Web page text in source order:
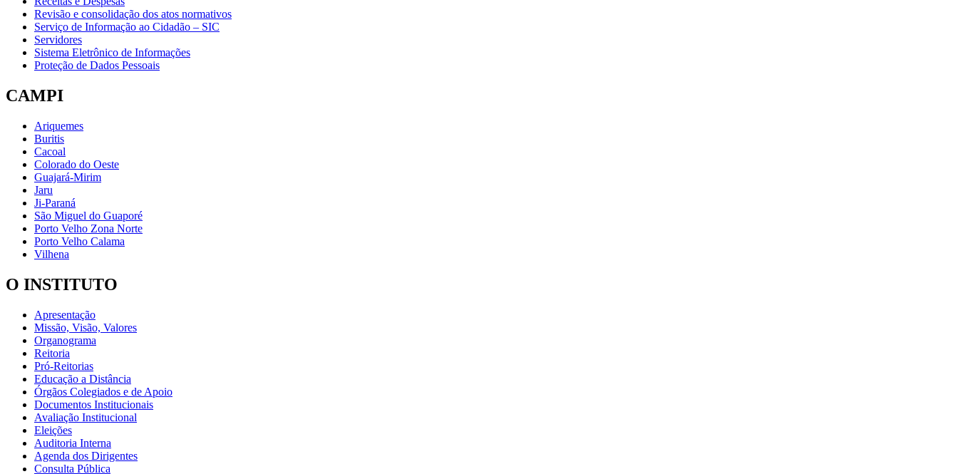
Revisão e consolidação dos atos normativos
Serviço de Informação ao Cidadão – SIC
Servidores
Sistema Eletrônico de Informações
Proteção de Dados Pessoais
CAMPI
Ariquemes
Buritis
Cacoal
Colorado do Oeste
Guajará-Mirim
Jaru
Ji-Paraná
São Miguel do Guaporé
Porto Velho Zona Norte
Porto Velho Calama
Vilhena
O INSTITUTO
Apresentação
Missão, Visão, Valores
Organograma
Reitoria
Pró-Reitorias
Educação a Distância
Órgãos Colegiados e de Apoio
Documentos Institucionais
Avaliação Institucional
Eleições
Auditoria Interna
Agenda dos Dirigentes
Consulta Pública